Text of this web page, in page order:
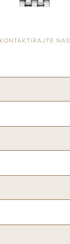
KONTAKTIRAJTE NAS